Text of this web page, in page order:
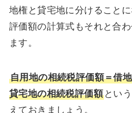
地権と貸宅地に分けること
評価額の計算式もそれと合
ます。
自用地の相続税評価額＝借
貸宅地の相続税評価額とい
えておきましょう。